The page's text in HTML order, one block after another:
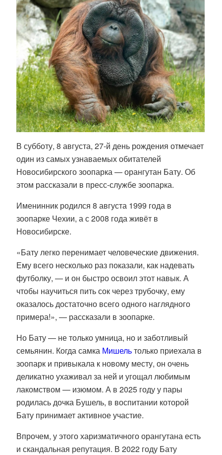
В субботу, 8 августа, 27-й день рождения отмечает
один из самых узнаваемых обитателей
Новосибирского зоопарка — орангутан Бату. Об
этом рассказали в пресс-службе зоопарка.
Именинник родился 8 августа 1999 года в
зоопарке Чехии, а с 2008 года живёт в
Новосибирске.
«Бату легко перенимает человеческие движения.
Ему всего несколько раз показали, как надевать
футболку, — и он быстро освоил этот навык. А
чтобы научиться пить сок через трубочку, ему
оказалось достаточно всего одного наглядного
примера!», — рассказали в зоопарке.
Но Бату — не только умница, но и заботливый
семьянин. Когда самка Мишельтолько приехала в
зоопарк и привыкала к новому месту, он очень
деликатно ухаживал за ней и угощал любимым
лакомством — изюмом. А в 2025 году у пары
родилась дочка Бушель, в воспитании которой
Бату принимает активное участие.
Впрочем, у этого харизматичного орангутана есть
и скандальная репутация. В 2022 году Бату